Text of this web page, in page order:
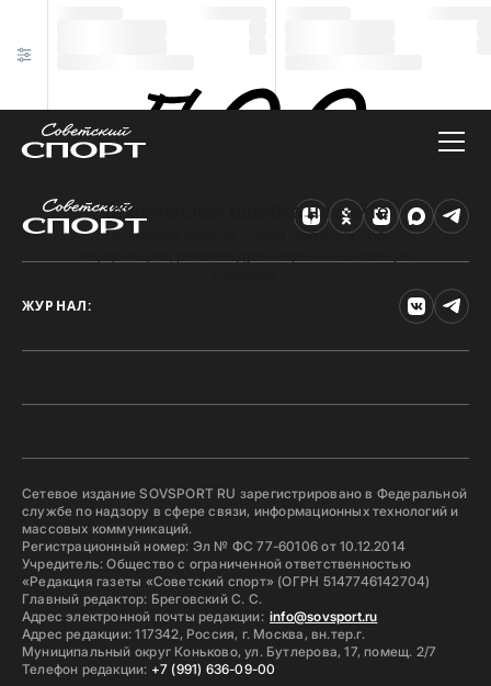
Техническая ошибка на сайте
Произошла ошибка. Чтобы найти нужную
ЖУРНАЛ:
Сетевое издание SOVSPORT RU зарегистрировано в Федеральной
службе по надзору в сфере связи, информационных технологий и
массовых коммуникаций.
Регистрационный номер: Эл № ФС 77-60106 от 10.12.2014
Учредитель: Общество с ограниченной ответственностью
«Редакция газеты «Советский спорт» (ОГРН 5147746142704)
Главный редактор: Бреговский С. С.
Адрес электронной почты редакции: info@sovsport.ru
Адрес редакции: 117342, Россия, г. Москва, вн.тер.г.
Муниципальный округ Коньково, ул. Бутлерова, 17, помещ. 2/7
Телефон редакции: +7 (991) 636-09-00